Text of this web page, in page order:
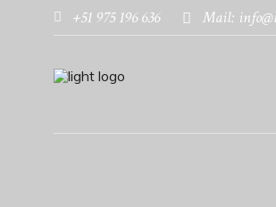
+51 975 196 636 Mail: